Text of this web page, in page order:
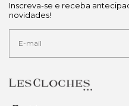
Inscreva-se e receba
novidades!